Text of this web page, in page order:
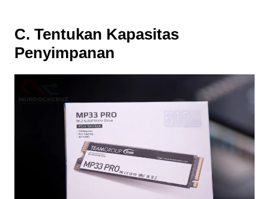
C. Tentukan Kapasitas
Penyimpanan